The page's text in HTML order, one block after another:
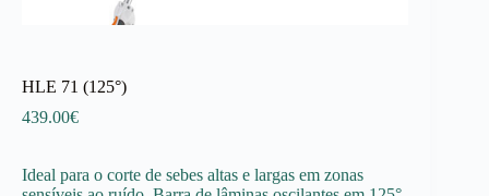
HLE 71 (125°)
439.00€
Ideal para o corte de sebes altas e largas em zonas